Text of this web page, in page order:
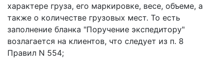
характере груза, его маркировке, весе, объеме, а
также о количестве грузовых мест. То есть
заполнение бланка "Поручение экспедитору"
возлагается на клиентов, что следует из п. 8
Правил N 554;